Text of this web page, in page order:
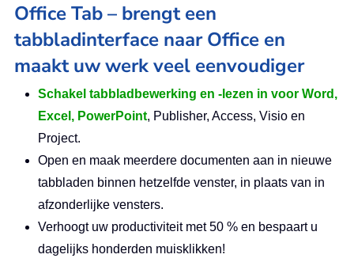
Office Tab – brengt een
tabbladinterface naar Office en
maakt uw werk veel eenvoudiger
Schakel tabbladbewerking en -lezen in voor Word,
Excel, PowerPoint, Publisher, Access, Visio en
Project.
Open en maak meerdere documenten aan in nieuwe
tabbladen binnen hetzelfde venster, in plaats van in
afzonderlijke vensters.
Verhoogt uw productiviteit met 50 % en bespaart u
dagelijks honderden muisklikken!